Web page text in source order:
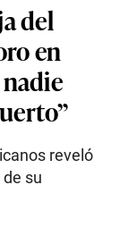
del
en
reveló
su